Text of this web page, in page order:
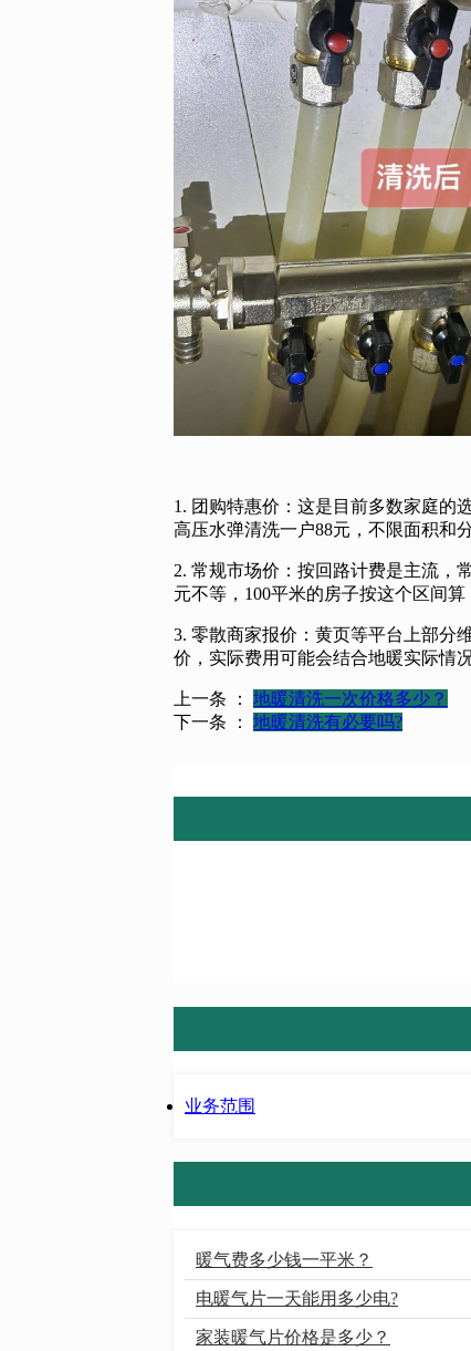
1. 团购特惠价：这是目前多数家庭的
高压水弹清洗一户88元，不限面积和
2. 常规市场价：按回路计费是主流，
元不等，100平米的房子按这个区间
3. 零散商家报价：黄页等平台上部分
价，实际费用可能会结合地暖实际情
上一条 ：
地暖清洗一次价格多少？
下一条 ：
地暖清洗有必要吗?
业务范围
暖气费多少钱一平米？
电暖气片一天能用多少电?
家装暖气片价格是多少？